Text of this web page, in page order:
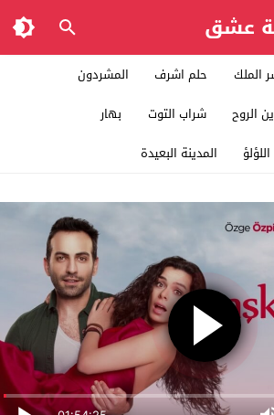
عشق
الملك حلم اشرف
المشردون
الروح شراب التوت
بهار
المدينة البعيدة